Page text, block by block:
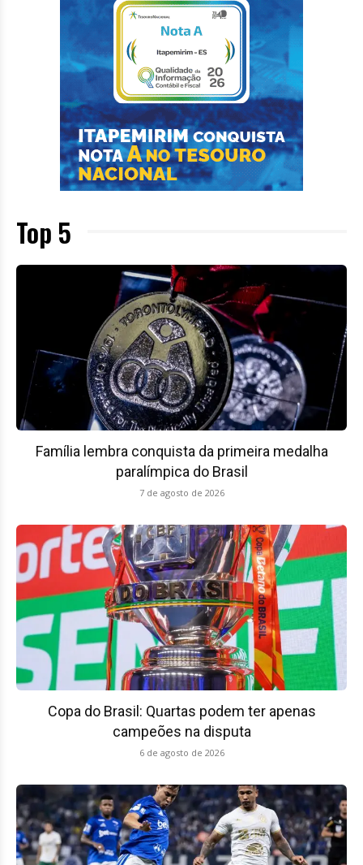
Top 5
Família lembra conquista da primeira medalha
paralímpica do Brasil
7 de agosto de 2026
Copa do Brasil: Quartas podem ter apenas
campeões na disputa
6 de agosto de 2026